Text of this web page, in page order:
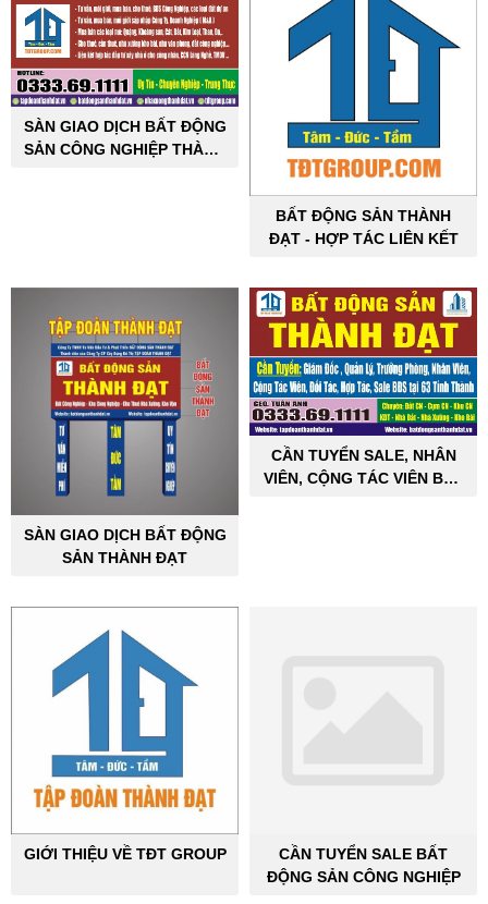
SÀN GIAO DỊCH BẤT ĐỘNG
SẢN CÔNG NGHIỆP THÀNH
BẤT ĐỘNG SẢN THÀNH
ĐẠT - HỢP TÁC LIÊN KẾT
SÀN GIAO DỊCH BẤT ĐỘNG
SẢN THÀNH ĐẠT
CẦN TUYỂN SALE, NHÂN
VIÊN, CỘNG TÁC VIÊN BẤT
GIỚI THIỆU VỀ TĐT GROUP
CẦN TUYỂN SALE BẤT
ĐỘNG SẢN CÔNG NGHIỆP